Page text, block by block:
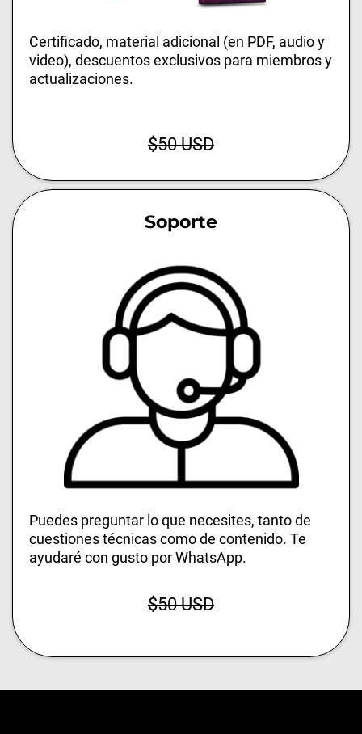
Certificado, material adicional (en PDF, audio y
video), descuentos exclusivos para miembros y
actualizaciones.
$50 USD
Soporte
Puedes preguntar lo que necesites, tanto de
cuestiones técnicas como de contenido. Te
ayudaré con gusto por WhatsApp.
$50 USD